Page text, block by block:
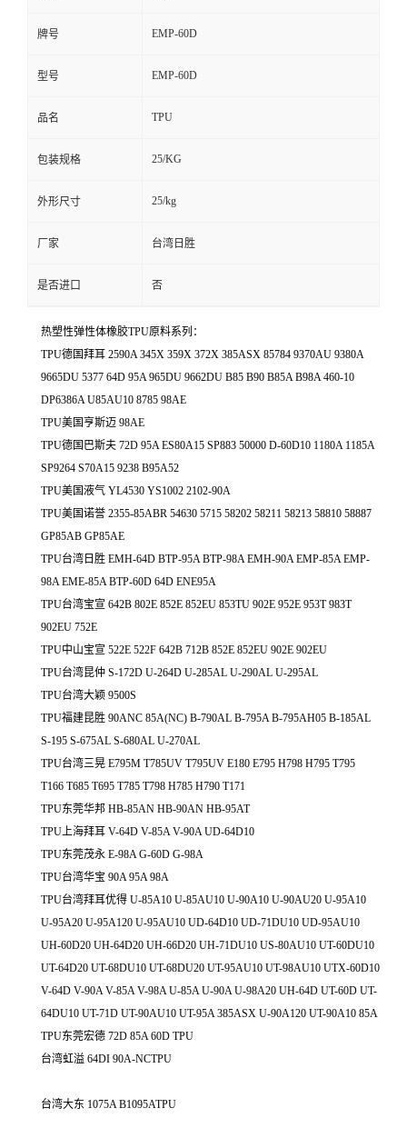
牌号 EMP-60D
型号 EMP-60D
品名 TPU
包装规格 25/KG
外形尺寸 25/kg
厂家 台湾日胜
是否进口 否
热塑性弹性体橡胶TPU原料系列：
TPU德国拜耳 2590A 345X 359X 372X 385ASX 85784 9370AU 9380A
9665DU 5377 64D 95A 965DU 9662DU B85 B90 B85A B98A 460-10
DP6386A U85AU10 8785 98AE
TPU美国亨斯迈 98AE
TPU德国巴斯夫 72D 95A ES80A15 SP883 50000 D-60D10 1180A 1185A
SP9264 S70A15 9238 B95A52
TPU美国液气 YL4530 YS1002 2102-90A
TPU美国诺誉 2355-85ABR 54630 5715 58202 58211 58213 58810 58887
GP85AB GP85AE
TPU台湾日胜 EMH-64D BTP-95A BTP-98A EMH-90A EMP-85A EMP-
98A EME-85A BTP-60D 64D ENE95A
TPU台湾宝宣 642B 802E 852E 852EU 853TU 902E 952E 953T 983T
902EU 752E
TPU中山宝宣 522E 522F 642B 712B 852E 852EU 902E 902EU
TPU台湾昆仲 S-172D U-264D U-285AL U-290AL U-295AL
TPU台湾大颖 9500S
TPU福建昆胜 90ANC 85A(NC) B-790AL B-795A B-795AH05 B-185AL
S-195 S-675AL S-680AL U-270AL
TPU台湾三晃 E795M T785UV T795UV E180 E795 H798 H795 T795
T166 T685 T695 T785 T798 H785 H790 T171
TPU东莞华邦 HB-85AN HB-90AN HB-95AT
TPU上海拜耳 V-64D V-85A V-90A UD-64D10
TPU东莞茂永 E-98A G-60D G-98A
TPU台湾华宝 90A 95A 98A
TPU台湾拜耳优得 U-85A10 U-85AU10 U-90A10 U-90AU20 U-95A10
U-95A20 U-95A120 U-95AU10 UD-64D10 UD-71DU10 UD-95AU10
UH-60D20 UH-64D20 UH-66D20 UH-71DU10 US-80AU10 UT-60DU10
UT-64D20 UT-68DU10 UT-68DU20 UT-95AU10 UT-98AU10 UTX-60D10
V-64D V-90A V-85A V-98A U-85A U-90A U-98A20 UH-64D UT-60D UT-
64DU10 UT-71D UT-90AU10 UT-95A 385ASX U-90A120 UT-90A10 85A
TPU东莞宏德 72D 85A 60D TPU
台湾虹溢 64DI 90A-NCTPU
台湾大东 1075A B1095ATPU